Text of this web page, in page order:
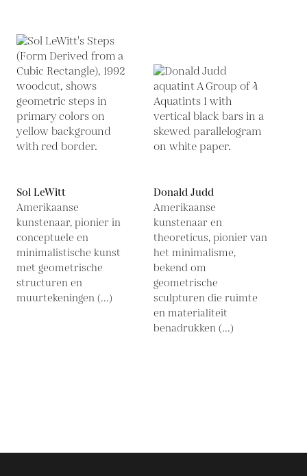
Sol LeWitt
Amerikaanse
kunstenaar, pionier in
conceptuele en
minimalistische kunst
met geometrische
structuren en
muurtekeningen (...)
Donald Judd
Amerikaanse
kunstenaar en
theoreticus, pionier van
het minimalisme,
bekend om
geometrische
sculpturen die ruimte
en materialiteit
benadrukken (...)